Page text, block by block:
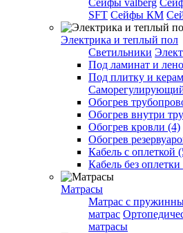
Сейфы valberg
SFT Сейфы КМ
Электрика и теплый пол
Светильники
Под ламинат и
Под плитку и
Обогрев
Обогрев внутри
Обогрев кровли (4)
Обогрев
Кабель с оплеткой
Кабель без оплетки
Матрасы
Матрас с
матрас
матрасы